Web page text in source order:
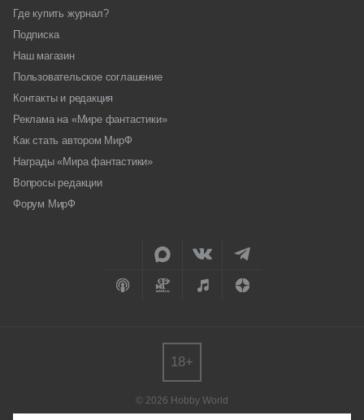
Где купить журнал?
Подписка
Наш магазин
Пользовательское соглашение
Контакты и редакция
Реклама на «Мире фантастики»
Как стать автором МирФ
Награды «Мира фантастики»
Вопросы редакции
Форум МирФ
© 2026 Hobby World
18+